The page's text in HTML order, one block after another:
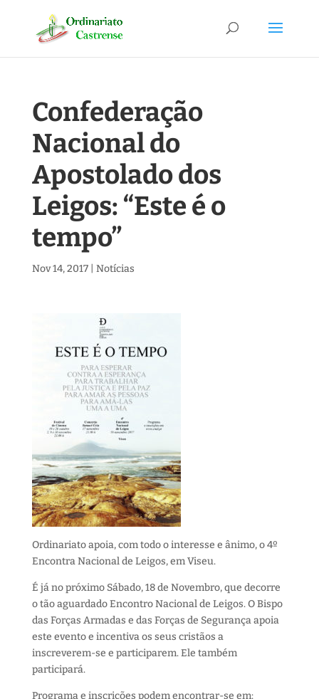
Confederação
Nacional do
Apostolado dos
Leigos: “Este é o
tempo”
Nov 14, 2017| Notícias
Ordinariato apoia, com todo o interesse e ânimo, o 4º
Encontra Nacional de Leigos, em Viseu.
É já no próximo Sábado, 18 de Novembro, que decorre
o tão aguardado Encontro Nacional de Leigos. O Bispo
das Forças Armadas e das Forças de Segurança apoia
este evento e incentiva os seus cristãos a
inscreverem-se e participarem. Ele também
participará.
Programa e inscrições podem encontrar-se em: